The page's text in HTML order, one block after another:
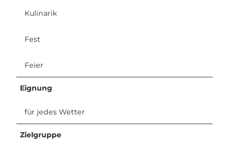
Kulinarik
Fest
Feier
Eignung
für jedes Wetter
Zielgruppe